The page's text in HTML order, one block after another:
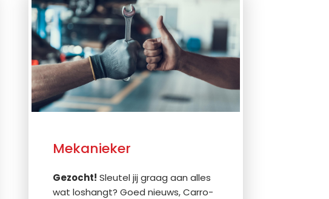
Mekanieker
Gezocht! Sleutel jij graag aan alles
wat loshangt? Goed nieuws, Carro-